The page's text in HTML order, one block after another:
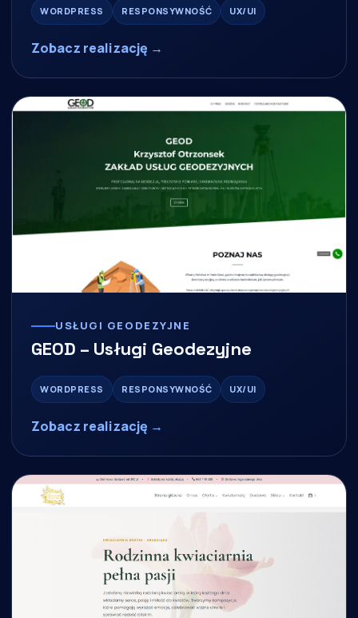
WORDPRESS RESPONSYWNOŚĆ UX/UI
Zobacz realizację →
USŁUGI GEODEZYJNE
GEOD – Usługi Geodezyjne
WORDPRESS RESPONSYWNOŚĆ UX/UI
Zobacz realizację →